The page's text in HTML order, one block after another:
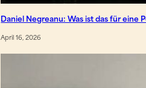
Daniel Negreanu: Was ist das für eine
April 16, 2026